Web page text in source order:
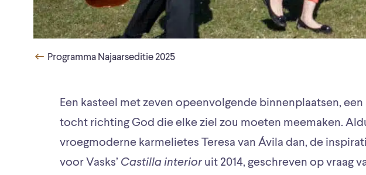
Programma Najaarseditie 2025
Een kasteel met zeven opeenvolgende binnenplaatsen,
tocht richting God die elke ziel zou moeten meemaken.
vroegmoderne karmelietes Teresa van Ávila dan, de
voor Vasks’ Castilla interior uit 2014, geschreven op vraag